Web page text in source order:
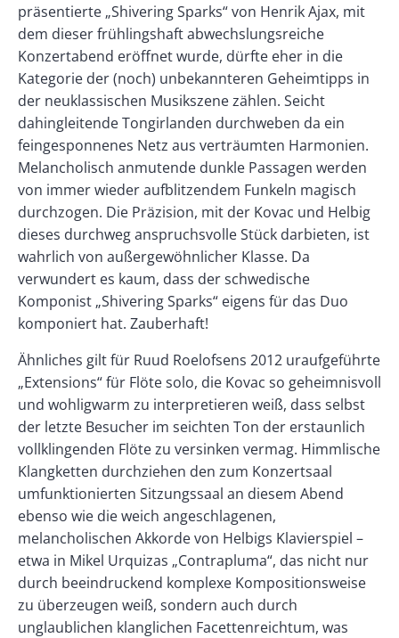
präsentierte „Shivering Sparks“ von Henrik Ajax, mit
dem dieser frühlingshaft abwechslungsreiche
Konzertabend eröffnet wurde, dürfte eher in die
Kategorie der (noch) unbekannteren Geheimtipps in
der neuklassischen Musikszene zählen. Seicht
dahingleitende Tongirlanden durchweben da ein
feingesponnenes Netz aus verträumten Harmonien.
Melancholisch anmutende dunkle Passagen werden
von immer wieder aufblitzendem Funkeln magisch
durchzogen. Die Präzision, mit der Kovac und Helbig
dieses durchweg anspruchsvolle Stück darbieten, ist
wahrlich von außergewöhnlicher Klasse. Da
verwundert es kaum, dass der schwedische
Komponist „Shivering Sparks“ eigens für das Duo
komponiert hat. Zauberhaft!
Ähnliches gilt für Ruud Roelofsens 2012 uraufgeführte
„Extensions“ für Flöte solo, die Kovac so geheimnisvoll
und wohligwarm zu interpretieren weiß, dass selbst
der letzte Besucher im seichten Ton der erstaunlich
vollklingenden Flöte zu versinken vermag. Himmlische
Klangketten durchziehen den zum Konzertsaal
umfunktionierten Sitzungssaal an diesem Abend
ebenso wie die weich angeschlagenen,
melancholischen Akkorde von Helbigs Klavierspiel –
etwa in Mikel Urquizas „Contrapluma“, das nicht nur
durch beeindruckend komplexe Kompositionsweise
zu überzeugen weiß, sondern auch durch
unglaublichen klanglichen Facettenreichtum, was